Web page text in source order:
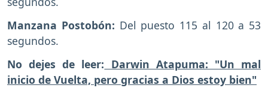
Manzana Postobón: Del puesto 115 al 120 a 53
segundos.
No dejes de leer: Darwin Atapuma: "Un mal
inicio de Vuelta, pero gracias a Dios estoy bien"